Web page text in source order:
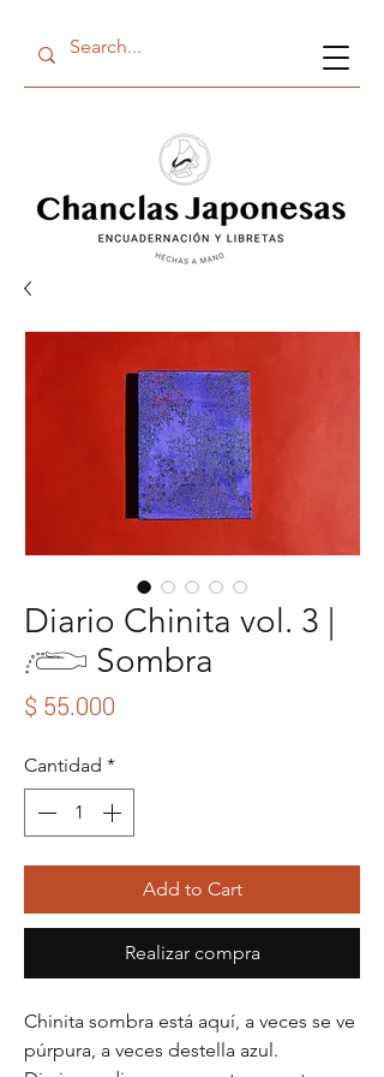
Diario Chinita vol. 3 |
𓂨 Sombra
$ 55.000
Cantidad *
Add to Cart
Realizar compra
Chinita sombra está aquí, a veces se ve
púrpura, a veces destella azul.